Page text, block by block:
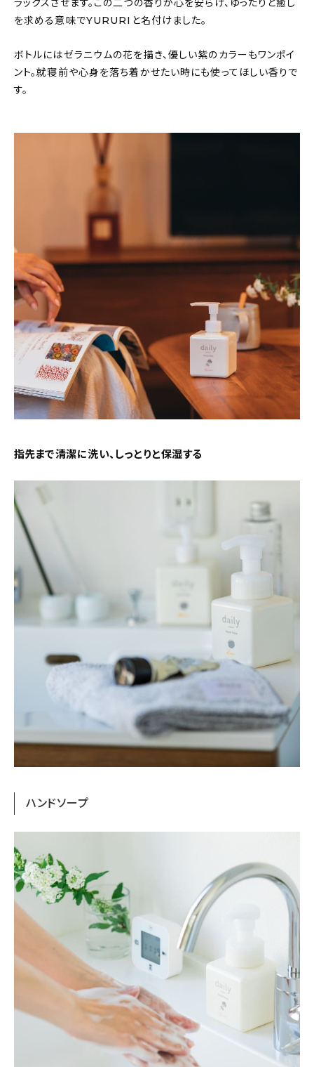
ラックスさせます。この二つの香りが心を安らげ、ゆったりと癒し
を求める意味でYURURIと名付けました。
ボトルにはゼラニウムの花を描き、優しい紫のカラーもワンポイ
ント。就寝前や心身を落ち着かせたい時にも使ってほしい香りで
す。
指先まで清潔に洗い、しっとりと保湿する
ハンドソープ